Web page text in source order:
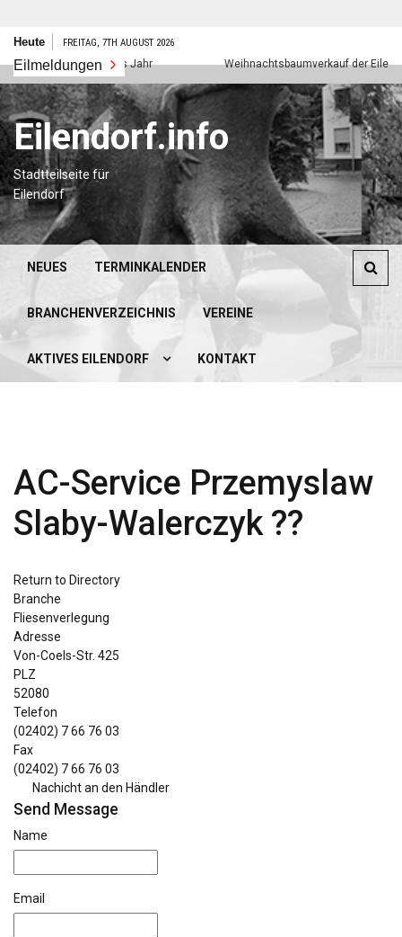
Zum
springen
Heute FREITAG, 7TH AUGUST 2026
Eilmeldungen
Frohes neues Jahr Weihnachtsbaumverkauf der
Eilendorf.info
Stadtteilseite für
Eilendorf
NEUES TERMINKALENDER
BRANCHENVERZEICHNIS VEREINE
AKTIVES EILENDORF KONTAKT
AC-Service Przemyslaw
Slaby-Walerczyk ??
Return to Directory
Branche
Fliesenverlegung
Adresse
Von-Coels-Str. 425
PLZ
52080
Telefon
(02402) 7 66 76 03
Fax
(02402) 7 66 76 03
Nachicht an den Händler
Send Message
Name
Email